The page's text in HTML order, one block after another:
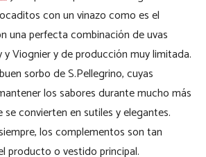
con un vinazo como es el
una perfecta combinación de uvas
y Viognier y de producción muy limitada.
sorbo de S.Pellegrino, cuyas
los sabores durante mucho más
convierten en sutiles y elegantes.
los complementos son tan
producto o vestido principal.